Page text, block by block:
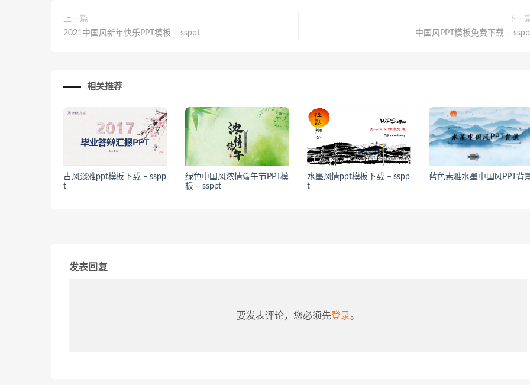
上一篇
2021中国风新年快乐PPT模板 – ssppt
下一
中国风PPT模板免费下载 –
相关推荐
古风淡雅ppt模板下载 – sspp
t
绿色中国风浓情端午节PPT模
板 – ssppt
水墨风情ppt模板下载 – sspp
t
蓝色素雅水墨中国风PPT背
发表回复
要发表评论，您必须先登录。